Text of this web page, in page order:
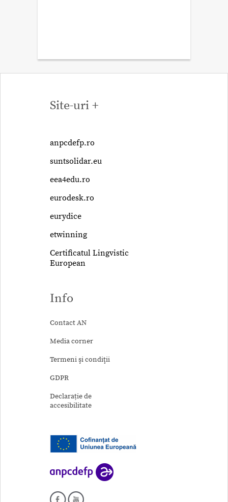
Site-uri +
anpcdefp.ro
suntsolidar.eu
eea4edu.ro
eurodesk.ro
eurydice
etwinning
Certificatul Lingvistic
European
Info
Contact AN
Media corner
Termeni şi condiţii
GDPR
Declarație de
accesibilitate